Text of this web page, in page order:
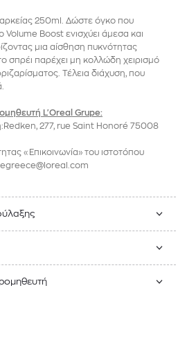
250ml. Δώστε όγκο που
Volume Boost ενισχύει άμεσα και
μια αίσθηση πυκνότητας
σπρέι παρέχει μη κολλώδη χειρισμό
Τέλεια διάχυση, που
L'Oreal Grupe:
277, rue Saint Honoré 75008
«Επικοινωνία» του ιστοτόπου